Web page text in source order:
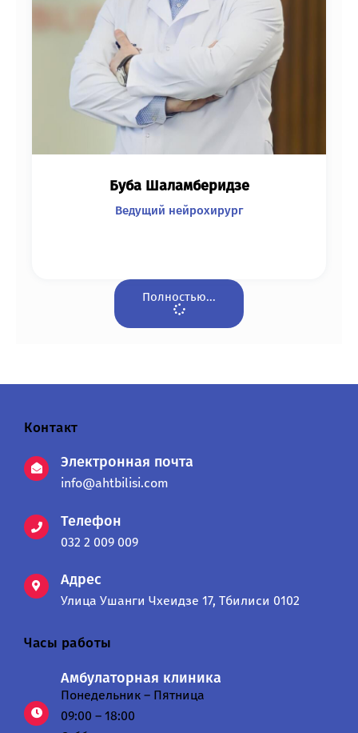
Буба Шаламберидзе
Ведущий нейрохирург
Полностью...
Контакт
Электронная почта
info@ahtbilisi.com
Телефон
032 2 009 009
Адрес
Улица Ушанги Чхеидзе 17, Тбилиси 0102
Часы работы
Амбулаторная клиника
Понедельник – Пятница
09:00 – 18:00